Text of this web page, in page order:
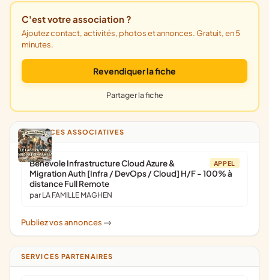
C'est votre association ?
Ajoutez contact, activités, photos et annonces. Gratuit, en 5
minutes.
Revendiquer la fiche
Partager la fiche
ANNONCES ASSOCIATIVES
APPEL
Bénévole Infrastructure Cloud Azure &
Migration Auth [Infra / DevOps / Cloud] H/F - 100% à
distance Full Remote
par LA FAMILLE MAGHEN
Publiez vos annonces ->
SERVICES PARTENAIRES